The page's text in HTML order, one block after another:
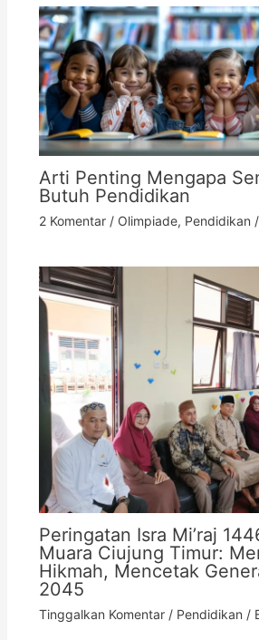
Arti Penting Mengapa
Butuh Pendidikan
2 Komentar / Olimpiade, Pendidikan
Peringatan Isra Mi’raj
Muara Ciujung Timur:
Hikmah, Mencetak
2045
Tinggalkan Komentar / Pendidikan /